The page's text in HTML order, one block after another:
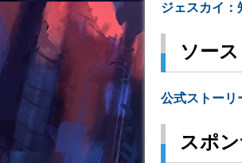
ジェスカイ：
ソース
公式ストーリ
スポ